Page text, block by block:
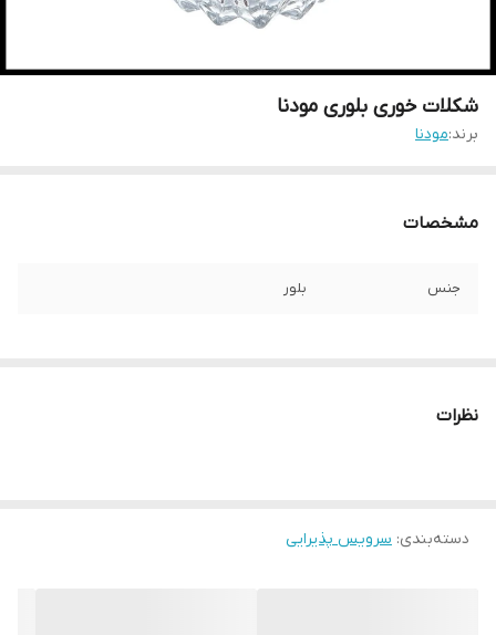
شکلات خوری بلوری مودنا
برند:مودنا
مشخصات
جنس بلور
نظرات
دسته‌بندی: سرویس پذیرایی